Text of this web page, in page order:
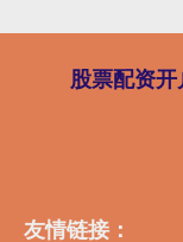
股票配资
友情链接：